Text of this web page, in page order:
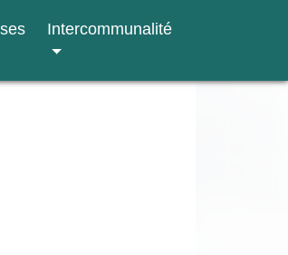
Intercommunalité